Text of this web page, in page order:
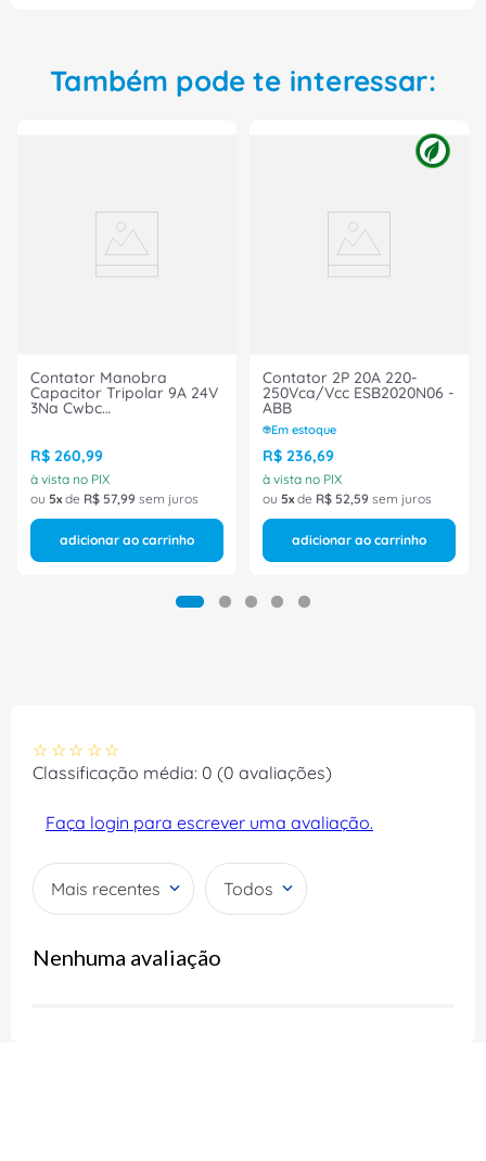
Também pode te interessar:
Contator Manobra
Capacitor Tripolar 9A 24V
3Na Cwbc
R$ 260,99
à vista no PIX
ou 5 de R$ 57,99 sem juros
adicionar ao carrinho
Contator 2P 20A 220-
250Vca/Vcc ESB2020N06 -
ABB
Em estoque
R$ 236,69
à vista no PIX
ou 5 de R$ 52,59 sem juros
adicionar ao carrinho
☆ ☆ ☆ ☆ ☆
Classificação média: 0 (0 avaliações)
Faça login para escrever uma avaliação.
Mais recentes Todos
Nenhuma avaliação